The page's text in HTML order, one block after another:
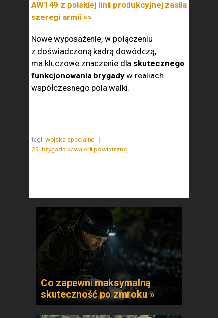
AW149 z polskiej linii produkcyjnej zasila
szeregi armii >>
Nowe wyposażenie, w połączeniu
z doświadczoną kadrą dowódczą,
ma kluczowe znaczenie dla skutecznego
funkcjonowania brygady w realiach
współczesnego pola walki.
tagi: wojska specjalne
25. brygada kawalerii powietrznej
Co zapewni maksymalną
skuteczność po zmroku »